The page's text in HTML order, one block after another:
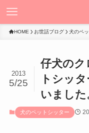
HOME お世話ブログ 犬のペ
仔犬の
トシッ
いました
2013
5/25
犬のペットシッター